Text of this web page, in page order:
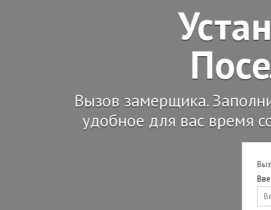
Вызов замерщика.
удобное для вас время